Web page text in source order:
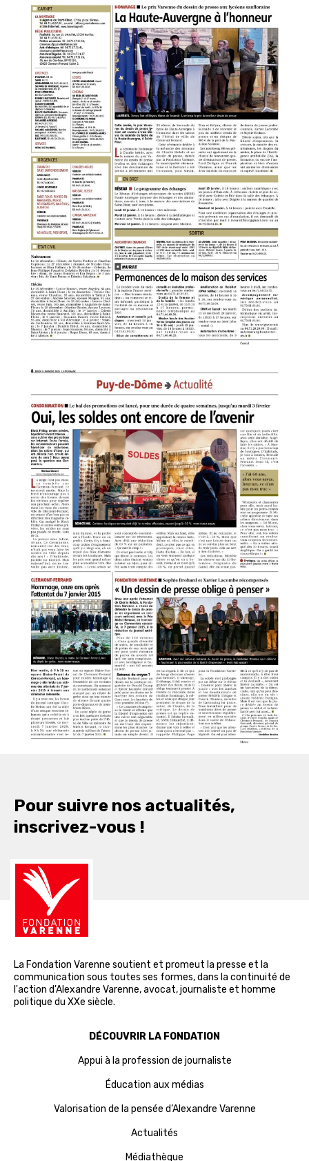
Pour suivre nos actualités,
inscrivez-vous !
La Fondation Varenne soutient et promeut la presse et la
communication sous toutes ses formes, dans la continuité de
l'action d'Alexandre Varenne, avocat, journaliste et homme
politique du XXe siècle.
DÉCOUVRIR LA FONDATION
Appui à la profession de journaliste
Éducation aux médias
Valorisation de la pensée d’Alexandre Varenne
Actualités
Médiathèque